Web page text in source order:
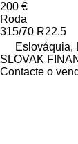
200 €
Roda
315/70 R22.5
Eslováquia,
SLOVAK
Contacte o